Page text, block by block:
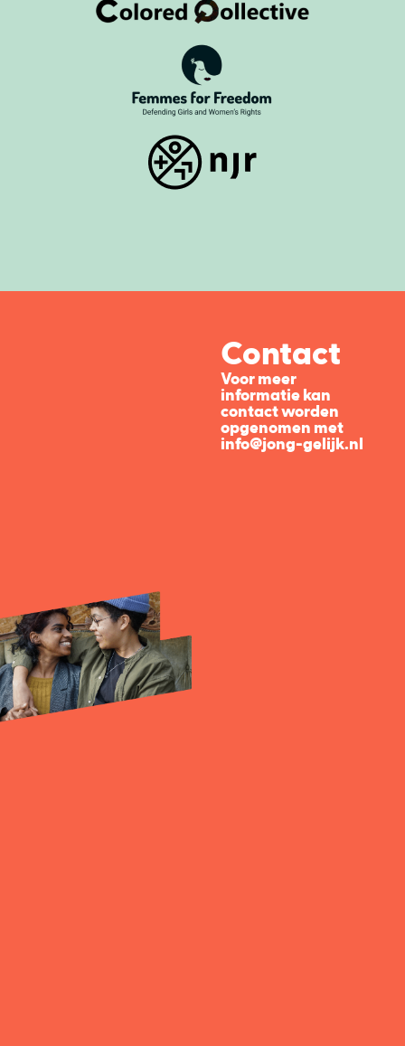
Contact
Voor meer
informatie kan
contact worden
opgenomen met
info@jong-gelijk.nl